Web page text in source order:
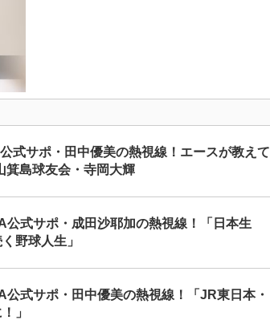
式サポ・田中優美の熱視線！エースが教えて
箕島球友会・寺岡大輝
公式サポ・成田沙耶加の熱視線！「日本生
野球人生」
公式サポ・田中優美の熱視線！「JR東日本・
」